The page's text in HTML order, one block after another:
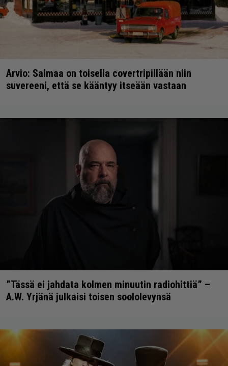
Arvio: Saimaa on toisella covertripillään niin
suvereeni, että se kääntyy itseään vastaan
”Tässä ei jahdata kolmen minuutin radiohittiä” –
A.W. Yrjänä julkaisi toisen soololevynsä